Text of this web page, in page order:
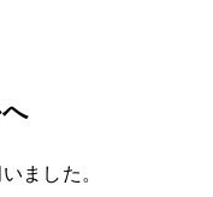
ました。